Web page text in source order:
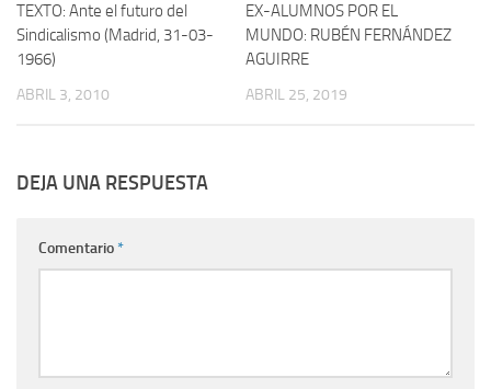
TEXTO: Ante el futuro del
Sindicalismo (Madrid, 31-03-
1966)
ABRIL 3, 2010
EX-ALUMNOS POR EL
MUNDO: RUBÉN FERNÁNDEZ
AGUIRRE
ABRIL 25, 2019
DEJA UNA RESPUESTA
Comentario*